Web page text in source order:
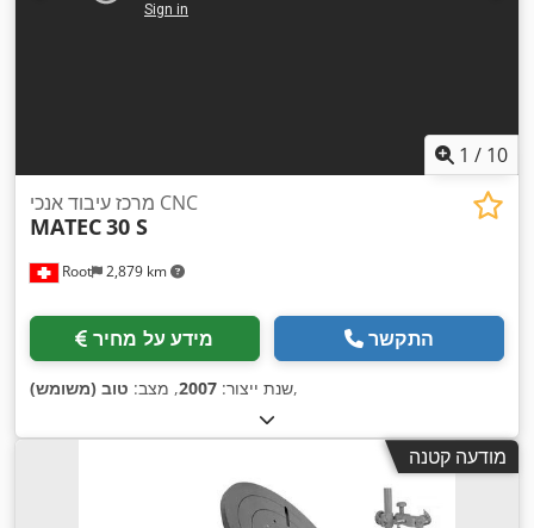
1 / 10
Root 2,879 km
מרכז עיבוד אנכי CNC
MATEC30 S
מידע על מחיר התקשר
שנת ייצור: 2007, מצב: טוב (משומש) ,
מודעה קטנה